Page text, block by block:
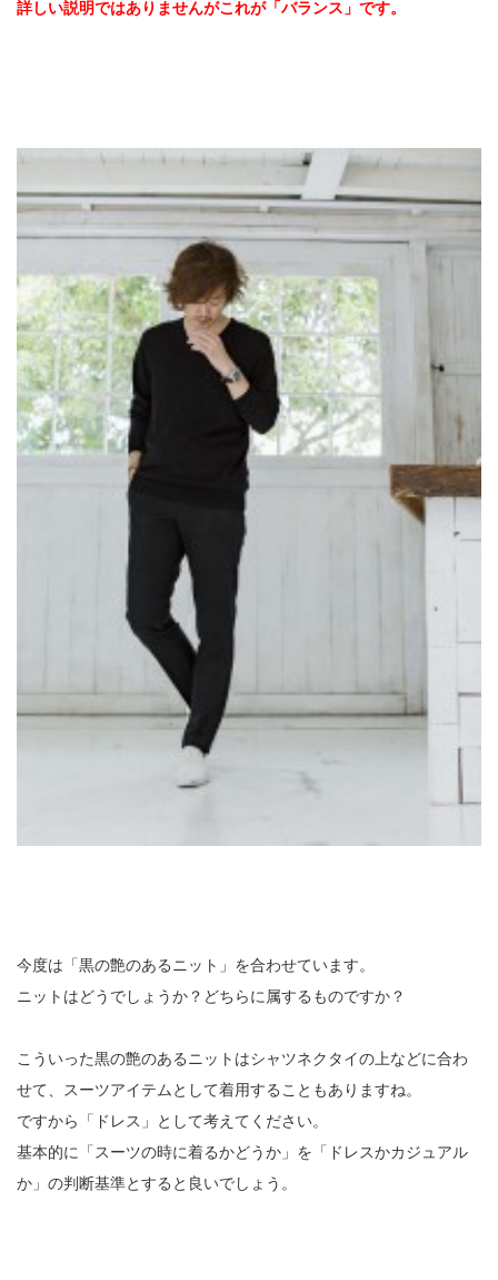
詳しい説明ではありませんがこれが「バランス」です。
今度は「黒の艶のあるニット」を合わせています。
ニットはどうでしょうか？どちらに属するものですか？
こういった黒の艶のあるニットはシャツネクタイの上などに合わ
せて、スーツアイテムとして着用することもありますね。
ですから「ドレス」として考えてください。
基本的に「スーツの時に着るかどうか」を「ドレスかカジュアル
か」の判断基準とすると良いでしょう。